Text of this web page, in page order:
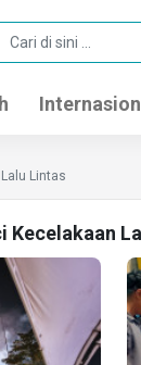
Lintas